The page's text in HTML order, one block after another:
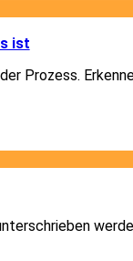
ist
Prozess.